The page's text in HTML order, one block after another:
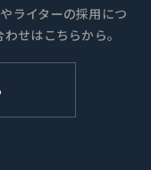
ライターの採用につ
せはこちらから。